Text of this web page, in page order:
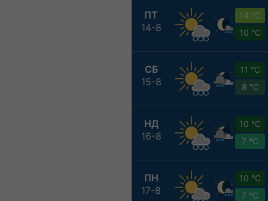
ПТ
14-8
14 °C
10 °C
СБ
15-8
11 °C
8 °C
НД
16-8
10 °C
7 °C
ПН
17-8
10 °C
7 °C